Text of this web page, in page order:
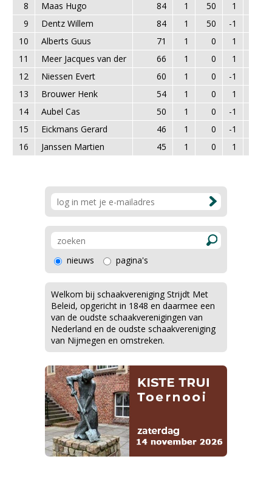
8 Maas Hugo 84 1 50 1
9
Dentz Willem 84 1 50 -1
10
Alberts Guus 71 1 0 1
11
Meer Jacques van der 66 1 0 1
12
Niessen Evert 60 1 0 -1
13
Brouwer Henk 54 1 0 1
14
Aubel Cas 50 1 0 -1
15
Eickmans Gerard 46 1 0 -1
16
Janssen Martien 45 1 0 1
nieuws pagina's
Welkom bij schaakvereniging Strijdt Met
Beleid, opgericht in 1848 en daarmee een
van de oudste schaakverenigingen van
Nederland en de oudste schaakvereniging
van Nijmegen en omstreken.